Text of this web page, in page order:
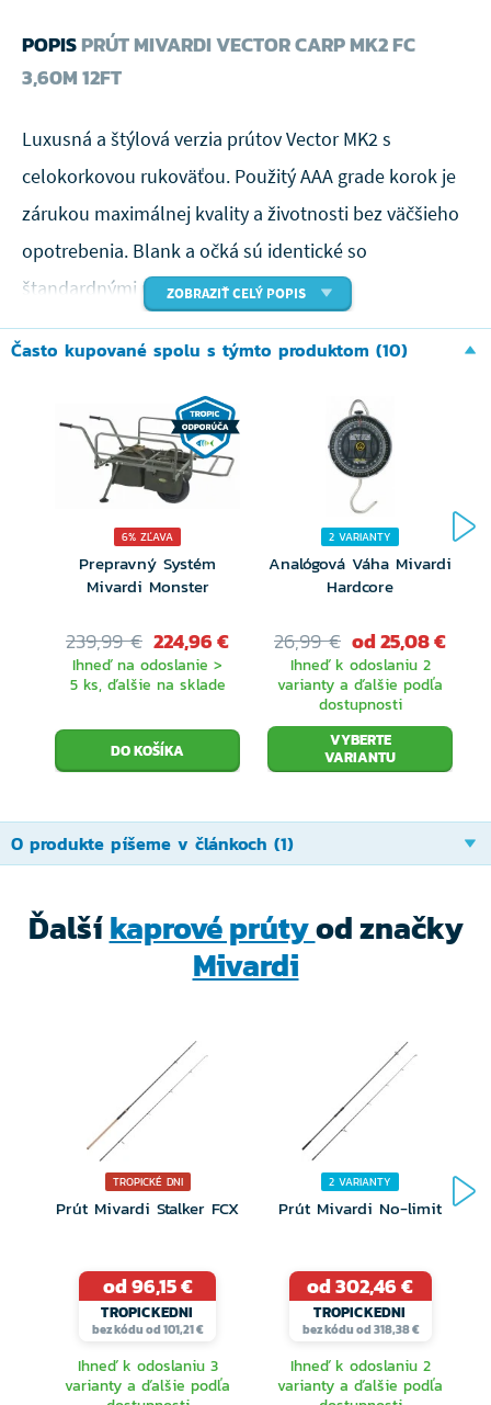
POPISPRÚT MIVARDI VECTOR CARP MK2 FC
3,60M 12FT
Luxusná a štýlová verzia prútov Vector MK2 s
celokorkovou rukoväťou. Použitý AAA grade korok je
zárukou maximálnej kvality a životnosti bez väčšieho
opotrebenia. Blank a očká sú identické so
štandardnými modelmi Vector MK2.
ZOBRAZIŤ CELÝ POPIS
Často kupované spolu s týmto produktom (10)
6% ZĽAVA
Prepravný Systém
Mivardi Monster
239,99 € 224,96 €
Ihneď na odoslanie >
5 ks, ďalšie na sklade
2 VARIANTY
Analógová Váha Mivardi
Hardcore
26,99 € od 25,08 €
Ihneď k odoslaniu 2
varianty a ďalšie podľa
dostupnosti
VYBERTE
VARIANTU
O produkte píšeme v článkoch (1)
Ďalšíkaprové prútyod značky
Mivardi
TROPICKÉ DNI
Prút Mivardi Stalker FCX
od 96,15 €
TROPICKEDNI
bez kódu od 101,21 €
Ihneď k odoslaniu 3
varianty a ďalšie podľa
2 VARIANTY
Prút Mivardi No-limit
od 302,46 €
TROPICKEDNI
bez kódu od 318,38 €
Ihneď k odoslaniu 2
varianty a ďalšie podľa